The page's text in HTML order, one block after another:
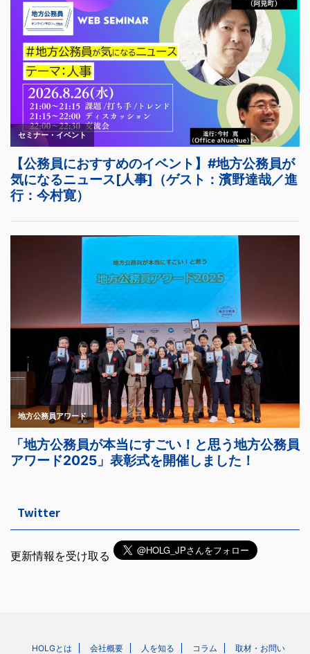
Twitter
更新情報を受け取る
HOLGとは 会社概要 人を知る コラム 取材・お問い